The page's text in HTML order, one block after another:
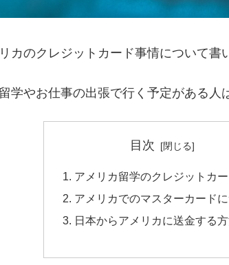
カのクレジットカード事情について書
学やお仕事の出張で行く予定がある人
目次
アメリカ留学のクレジットカ
アメリカでのマスターカード
日本からアメリカに送金する